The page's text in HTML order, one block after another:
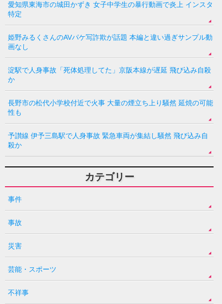
愛知県東海市の城田かずき 女子中学生の暴行動画で炎上 インスタ
特定
姫野みるくさんのAVパケ写詐欺が話題 本編と違い過ぎサンプル動
画なし
淀駅で人身事故「死体処理してた」京阪本線が遅延 飛び込み自殺
か
長野市の松代小学校付近で火事 大量の煙立ち上り騒然 延焼の可能
性も
予讃線 伊予三島駅で人身事故 緊急車両が集結し騒然 飛び込み自
殺か
カテゴリー
事件
事故
災害
芸能・スポーツ
不祥事